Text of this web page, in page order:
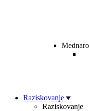
Raziskovanje
Raziskovanje